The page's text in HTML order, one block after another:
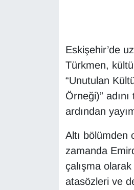
Eskişehir’de
Türkmen,
“Unutulan
Örneği)”
ardından
Altı bölümden
zamanda
çalışma
atasözleri ve